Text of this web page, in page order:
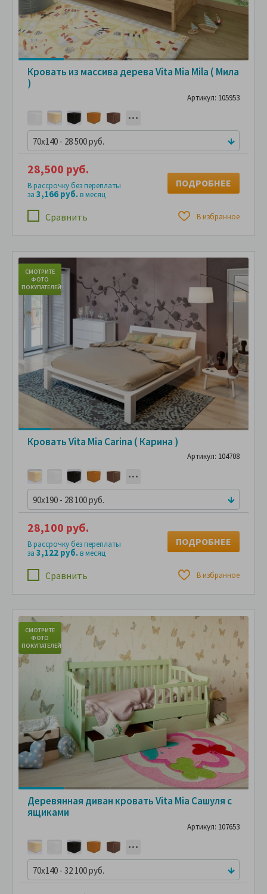
Кровать из массива дерева Vita Mia Mila ( Мила
)
Артикул: 105953
70x140 - 28 500 руб.
Сравнить В избранное
28,500 руб.
В рассрочку без переплаты
за 3,166 руб.в месяц
ПОДРОБНЕЕ
СМОТРИТЕ
ФОТО
ПОКУПАТЕЛЕЙ
Кровать Vita Mia Carina ( Карина )
Артикул: 104708
90x190 - 28 100 руб.
Сравнить В избранное
28,100 руб.
В рассрочку без переплаты
за 3,122 руб.в месяц
ПОДРОБНЕЕ
СМОТРИТЕ
ФОТО
ПОКУПАТЕЛЕЙ
Деревянная диван кровать Vita Mia Сашуля с
ящиками
Артикул: 107653
70x140 - 32 100 руб.